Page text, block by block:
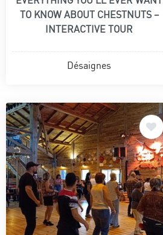
TO KNOW ABOUT CHESTNUTS –
INTERACTIVE TOUR
Désaignes